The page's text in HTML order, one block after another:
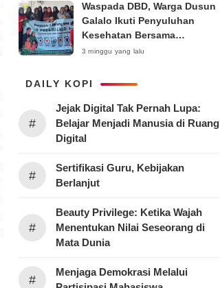
Waspada DBD, Warga Dusun
Galalo Ikuti Penyuluhan
Kesehatan Bersama
Mahasiswa Pemberdayaan
Surabaya 2026
3 minggu yang lalu
DAILY KOPI
#
Jejak Digital Tak Pernah Lupa:
Belajar Menjadi Manusia di Ruang
Digital
#
Sertifikasi Guru, Kebijakan
Berlanjut
#
Beauty Privilege: Ketika Wajah
Menentukan Nilai Seseorang di
Mata Dunia
#
Menjaga Demokrasi Melalui